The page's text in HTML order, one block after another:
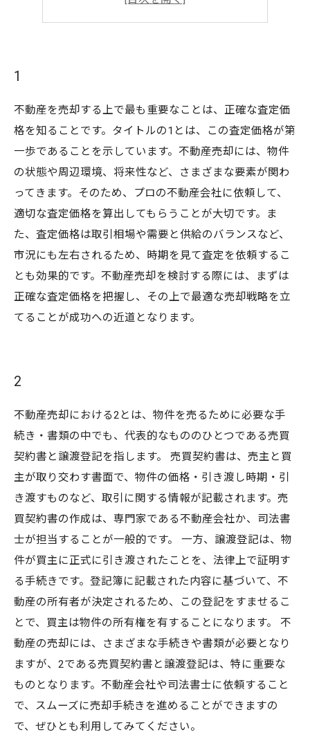
1
不動産を売却する上で最も重要なことは、正確な査定価
格を知ることです。タイトルの1とは、この査定価格が第
一歩であることを示しています。不動産売却には、物件
の状態や周辺環境、将来性など、さまざまな要素が関わ
ってきます。そのため、プロの不動産会社に依頼して、
適切な査定価格を算出してもらうことが大切です。ま
た、査定価格は取引相場や需要と供給のバランスなど、
市況にも左右されるため、時期を見て査定を依頼するこ
とも効果的です。不動産売却を検討する際には、まずは
正確な査定価格を把握し、その上で最適な売却戦略を立
てることが成功への近道となります。
2
不動産売却における2とは、物件を売るために必要な手
続き・書類の中でも、代表的なもののひとつである売買
契約書と譲渡登記を指します。 売買契約書は、売主と買
主が取り交わす書面で、物件の価格・引き渡し時期・引
き渡すものなど、取引に関する情報が記載されます。売
買契約書の作成は、専門家である不動産会社か、司法書
士が担当することが一般的です。 一方、譲渡登記は、物
件が買主に正式に引き渡されたことを、法律上で証明す
る手続きです。登記簿に記載された内容に基づいて、不
動産の所有者が決定されるため、この登記をすませるこ
とで、買主は物件の所有権を有することになります。 不
動産の売却には、さまざまな手続きや書類が必要となり
ますが、2である売買契約書と譲渡登記は、特に重要な
ものとなります。不動産会社や司法書士に依頼すること
で、スムーズに売却手続きを進めることができますの
で、ぜひとも利用してみてください。